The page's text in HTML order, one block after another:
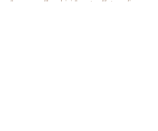
#rassegne #bambini #mostre #fotografia